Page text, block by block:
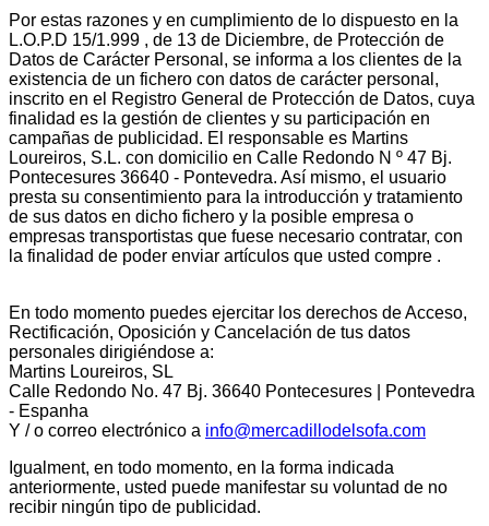
Por estas razones y en cumplimiento de lo dispuesto en la
L.O.P.D 15/1.999 , de 13 de Diciembre, de Protección de
Datos de Carácter Personal, se informa a los clientes de la
existencia de un fichero con datos de carácter personal,
inscrito en el Registro General de Protección de Datos, cuya
finalidad es la gestión de clientes y su participación en
campañas de publicidad. El responsable es Martins
Loureiros, S.L. con domicilio en Calle Redondo N º 47 Bj.
Pontecesures 36640 - Pontevedra. Así mismo, el usuario
presta su consentimiento para la introducción y tratamiento
de sus datos en dicho fichero y la posible empresa o
empresas transportistas que fuese necesario contratar, con
la finalidad de poder enviar artículos que usted compre .
En todo momento puedes ejercitar los derechos de Acceso,
Rectificación, Oposición y Cancelación de tus datos
personales dirigiéndose a:
Martins Loureiros, SL
Calle Redondo No. 47 Bj. 36640 Pontecesures | Pontevedra
- Espanha
Y / o correo electrónico a info@mercadillodelsofa.com
Igualment, en todo momento, en la forma indicada
anteriormente, usted puede manifestar su voluntad de no
recibir ningún tipo de publicidad.